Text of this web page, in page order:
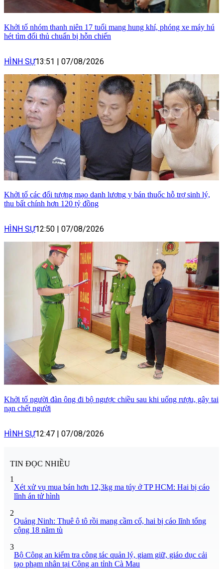
Khởi tố nhóm thanh niên 17 tuổi mang hung khí, phóng xe máy hú
hét tìm đối thủ chuẩn bị hỗn chiến
HÌNH SỰ13:51 | 07/08/2026
Khởi tố các đối tượng mạo danh lương y bán thuốc hỗ trợ sinh lý,
thu bất chính hơn 120 tỷ đồng
HÌNH SỰ12:50 | 07/08/2026
Khởi tố người đàn ông đi bộ ngược chiều sau khi uống rượu, gây tai
nạn chết người
HÌNH SỰ12:47 | 07/08/2026
TIN ĐỌC NHIỀU
1
Xét xử vụ mua bán hơn 12,3kg ma túy ở TP HCM: Hai bị cáo
lĩnh án tử hình
2
Quảng Ninh: Thuê ô tô rồi mang cầm cố, hai bị cáo lĩnh tổng
cộng 18 năm tù
3
Bộ Công an kiểm tra công tác quản lý, giam giữ, giáo dục cải
tạo phạm nhân tại Công an tỉnh Cà Mau